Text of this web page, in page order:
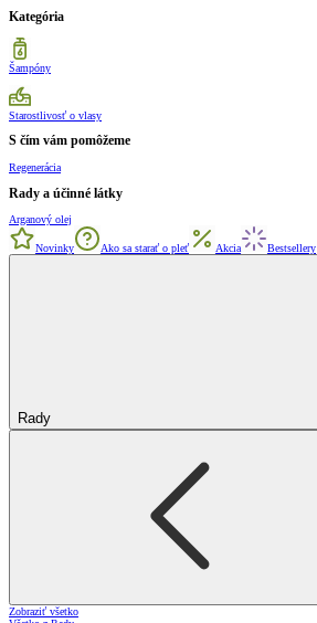
Kategória
Šampóny
Starostlivosť o vlasy
S čím vám pomôžeme
Regenerácia
Rady a účinné látky
Arganový olej
Novinky Ako sa starať o pleť Akcia Bestsellery
Rady
Zobraziť všetko